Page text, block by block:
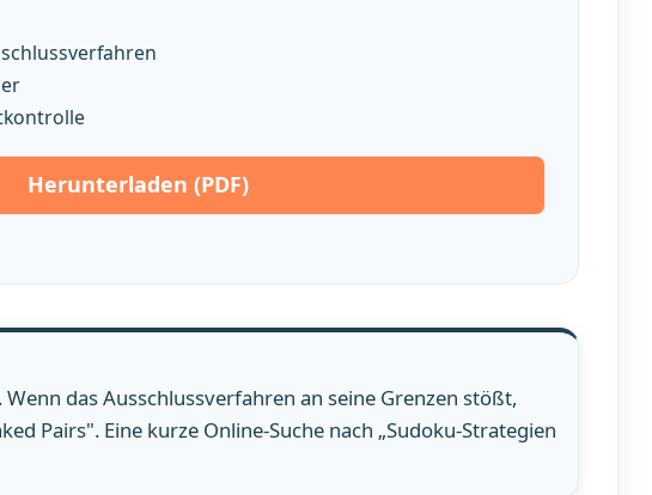
Herunterladen (PDF)
das Ausschlussverfahren an seine Grenzen stößt,
Pairs". Eine kurze Online-Suche nach „Sudoku-Strategien